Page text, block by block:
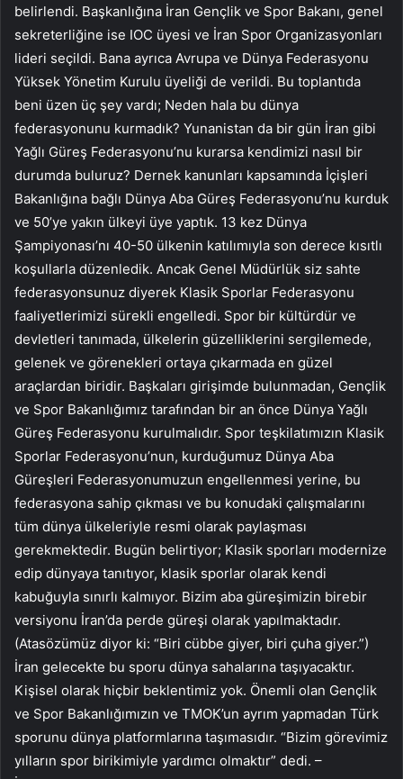
belirlendi. Başkanlığına İran Gençlik ve Spor Bakanı, genel
sekreterliğine ise IOC üyesi ve İran Spor Organizasyonları
lideri seçildi. Bana ayrıca Avrupa ve Dünya Federasyonu
Yüksek Yönetim Kurulu üyeliği de verildi. Bu toplantıda
beni üzen üç şey vardı; Neden hala bu dünya
federasyonunu kurmadık? Yunanistan da bir gün İran gibi
Yağlı Güreş Federasyonu’nu kurarsa kendimizi nasıl bir
durumda buluruz? Dernek kanunları kapsamında İçişleri
Bakanlığına bağlı Dünya Aba Güreş Federasyonu’nu kurduk
ve 50’ye yakın ülkeyi üye yaptık. 13 kez Dünya
Şampiyonası’nı 40-50 ülkenin katılımıyla son derece kısıtlı
koşullarla düzenledik. Ancak Genel Müdürlük siz sahte
federasyonsunuz diyerek Klasik Sporlar Federasyonu
faaliyetlerimizi sürekli engelledi. Spor bir kültürdür ve
devletleri tanımada, ülkelerin güzelliklerini sergilemede,
gelenek ve görenekleri ortaya çıkarmada en güzel
araçlardan biridir. Başkaları girişimde bulunmadan, Gençlik
ve Spor Bakanlığımız tarafından bir an önce Dünya Yağlı
Güreş Federasyonu kurulmalıdır. Spor teşkilatımızın Klasik
Sporlar Federasyonu’nun, kurduğumuz Dünya Aba
Güreşleri Federasyonumuzun engellenmesi yerine, bu
federasyona sahip çıkması ve bu konudaki çalışmalarını
tüm dünya ülkeleriyle resmi olarak paylaşması
gerekmektedir. Bugün belirtiyor; Klasik sporları modernize
edip dünyaya tanıtıyor, klasik sporlar olarak kendi
kabuğuyla sınırlı kalmıyor. Bizim aba güreşimizin birebir
versiyonu İran’da perde güreşi olarak yapılmaktadır.
(Atasözümüz diyor ki: “Biri cübbe giyer, biri çuha giyer.”)
İran gelecekte bu sporu dünya sahalarına taşıyacaktır.
Kişisel olarak hiçbir beklentimiz yok. Önemli olan Gençlik
ve Spor Bakanlığımızın ve TMOK’un ayrım yapmadan Türk
sporunu dünya platformlarına taşımasıdır. “Bizim görevimiz
yılların spor birikimiyle yardımcı olmaktır” dedi. –